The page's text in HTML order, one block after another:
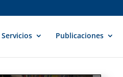
Servicios Publicaciones